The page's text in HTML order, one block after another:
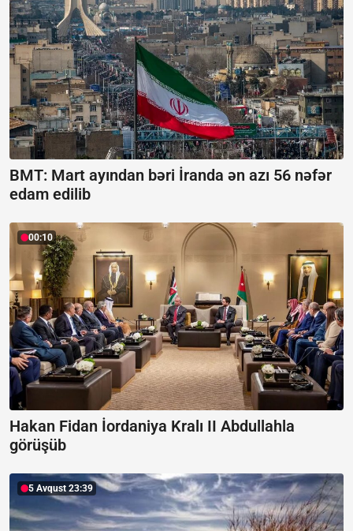
BMT: Mart ayından bəri İranda ən azı 56 nəfər
edam edilib
00:10
Hakan Fidan İordaniya Kralı II Abdullahla
görüşüb
5 Avqust 23:39